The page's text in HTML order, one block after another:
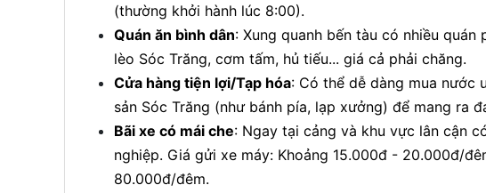
(thường khởi hành lúc 8:00).
Quán ăn bình dân: Xung quanh bến tàu có nhiều
lèo Sóc Trăng, cơm tấm, hủ tiếu... giá cả phải chăng.
Cửa hàng tiện lợi/Tạp hóa: Có thể dễ dàng mua nước
sản Sóc Trăng (như bánh pía, lạp xưởng) để mang ra
Bãi xe có mái che: Ngay tại cảng và khu vực lân cận
nghiệp. Giá gửi xe máy: Khoảng 15.000đ - 20.000đ/
80.000đ/đêm.